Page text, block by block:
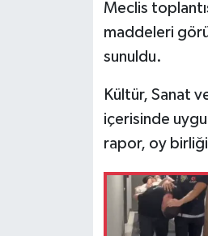
Meclis
maddeleri
sunuldu.
Kültür, Sanat
içerisinde
rapor, oy